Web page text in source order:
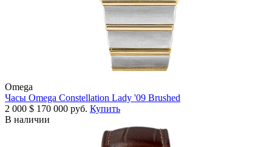
Omega
Часы Omega Constellation Lady '09 Brushed
2 000 $ 170 000 руб. Купить
В наличии